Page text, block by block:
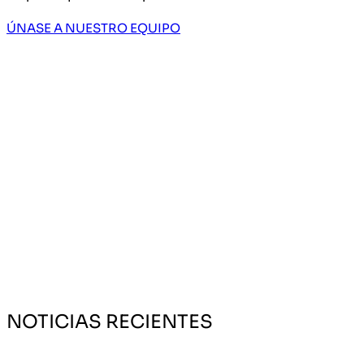
ÚNASE A NUESTRO EQUIPO
NOTICIAS RECIENTES